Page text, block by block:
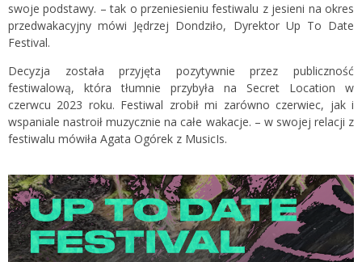
swoje podstawy. – tak o przeniesieniu festiwalu z jesieni na okres
przedwakacyjny mówi Jędrzej Dondziło, Dyrektor Up To Date
Festival.
Decyzja została przyjęta pozytywnie przez publiczność
festiwalową, która tłumnie przybyła na Secret Location w
czerwcu 2023 roku. Festiwal zrobił mi zarówno czerwiec, jak i
wspaniale nastroił muzycznie na całe wakacje. – w swojej relacji z
festiwalu mówiła Agata Ogórek z MusicIs.